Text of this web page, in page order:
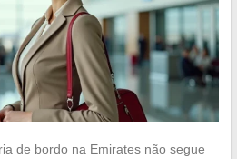
de bordo na Emirates não segue